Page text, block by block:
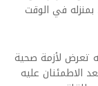
بمنزله في الوقت
تعرض لأزمة صحية
الاطمئنان عليه